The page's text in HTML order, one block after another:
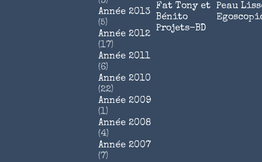
Année 2013
(5)
Année 2012
(17)
Année 2011
(6)
Année 2010
(22)
Année 2009
(1)
Année 2008
(4)
Année 2007
(7)
Fat Tony et
Bénito
Projets-BD
Peau